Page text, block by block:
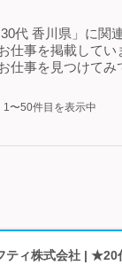
代 香川県」に関
仕事を掲載して
仕事を見つけてみ
1〜50件目を表示中
ティ株式会社 | ★20